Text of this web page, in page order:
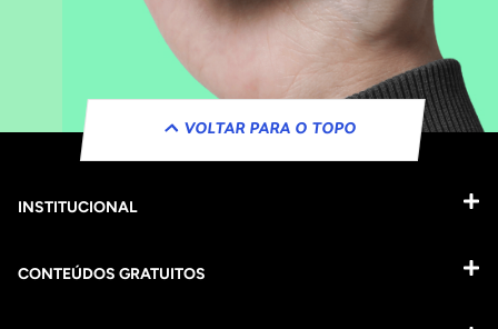
VOLTAR PARA O TOPO
INSTITUCIONAL
CONTEÚDOS GRATUITOS